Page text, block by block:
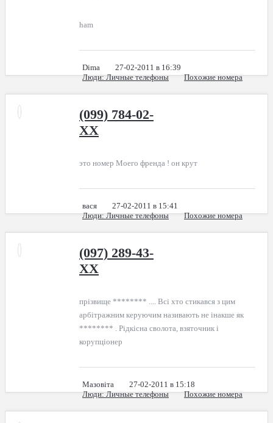
ham
Dima
27-02-2011 в 16:39
Люди: Личные телефоны Похожие номера
(099) 784-02-
XX
это номер Моего френда ! он крут
вася
27-02-2011 в 15:41
Люди: Личные телефоны Похожие номера
(097) 289-43-
XX
прізвище ******** .... Всі хто стикався з цим
арбітражним керуючим називають не інакше як
******** . Рідкісна сволота, взяточник і
корупціонер
Мазовіта
27-02-2011 в 15:18
Люди: Личные телефоны Похожие номера